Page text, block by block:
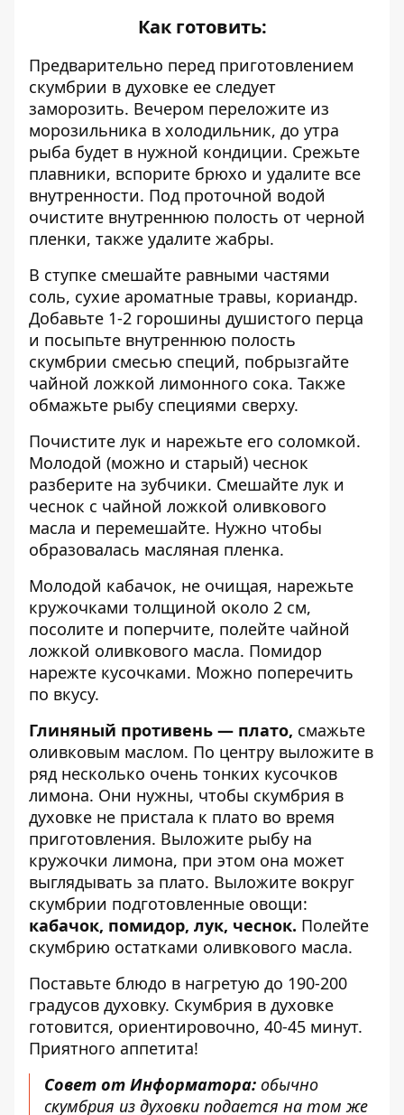
Как готовить:
Предварительно перед приготовлением
скумбрии в духовке ее следует
заморозить. Вечером переложите из
морозильника в холодильник, до утра
рыба будет в нужной кондиции. Срежьте
плавники, вспорите брюхо и удалите все
внутренности. Под проточной водой
очистите внутреннюю полость от черной
пленки, также удалите жабры.
В ступке смешайте равными частями
соль, сухие ароматные травы, кориандр.
Добавьте 1-2 горошины душистого перца
и посыпьте внутреннюю полость
скумбрии смесью специй, побрызгайте
чайной ложкой лимонного сока. Также
обмажьте рыбу специями сверху.
Почистите лук и нарежьте его соломкой.
Молодой (можно и старый) чеснок
разберите на зубчики. Смешайте лук и
чеснок с чайной ложкой оливкового
масла и перемешайте. Нужно чтобы
образовалась масляная пленка.
Молодой кабачок, не очищая, нарежьте
кружочками толщиной около 2 см,
посолите и поперчите, полейте чайной
ложкой оливкового масла. Помидор
нарежте кусочками. Можно поперечить
по вкусу.
Глиняный противень — плато, смажьте
оливковым маслом. По центру выложите в
ряд несколько очень тонких кусочков
лимона. Они нужны, чтобы скумбрия в
духовке не пристала к плато во время
приготовления. Выложите рыбу на
кружочки лимона, при этом она может
выглядывать за плато. Выложите вокруг
скумбрии подготовленные овощи:
кабачок, помидор, лук, чеснок. Полейте
скумбрию остатками оливкового масла.
Поставьте блюдо в нагретую до 190-200
градусов духовку. Скумбpия в духовке
готовится, ориентировочно, 40-45 минут.
Приятного аппетита!
Совет от Информатора: обычно
скумбрия из духовки подается на том же